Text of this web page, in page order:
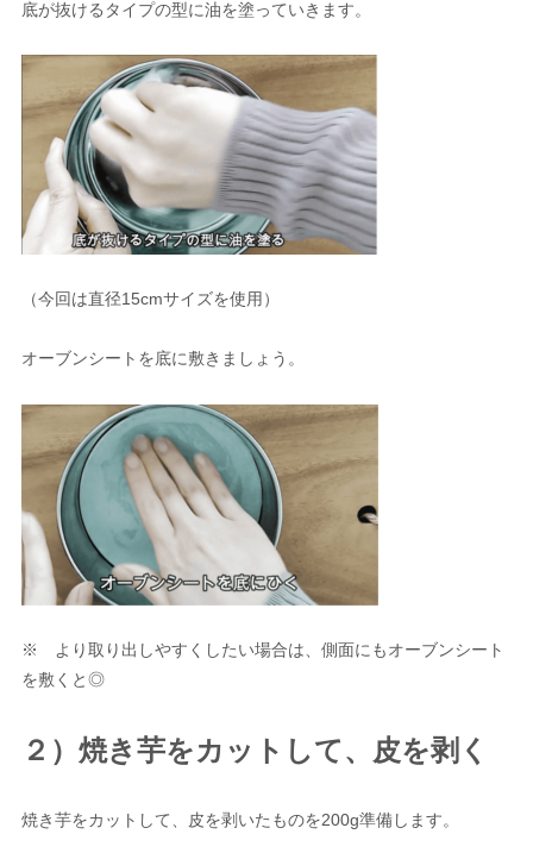
底が抜けるタイプの型に油を塗っていきます。
（今回は直径15cmサイズを使用）
オーブンシートを底に敷きましょう。
※ より取り出しやすくしたい場合は、側面にもオーブンシート
を敷くと◎
２）焼き芋をカットして、皮を剥く
焼き芋をカットして、皮を剥いたものを200g準備します。